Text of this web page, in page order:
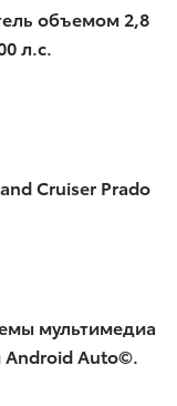
объемом 2,8
л.с.
Cruiser Prado
мультимедиа
Android Auto©.